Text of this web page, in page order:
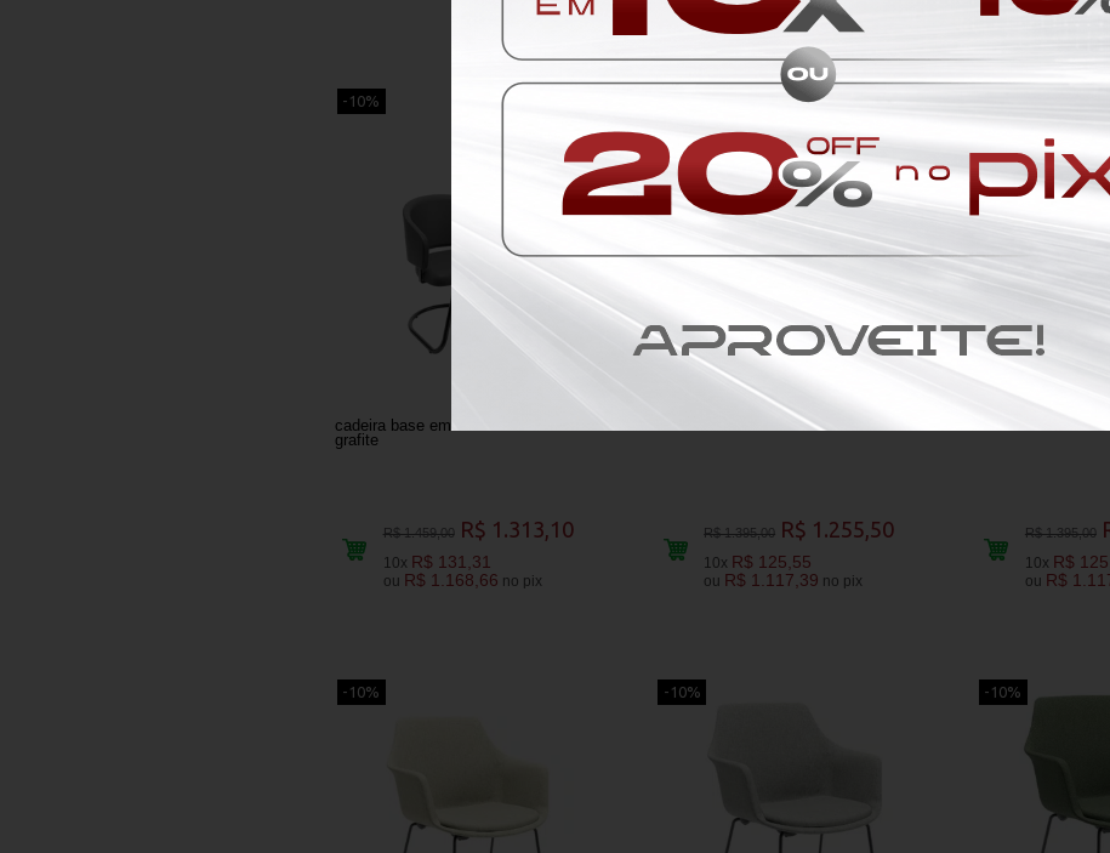
-10%
cadeira base em “s” couríssimo
grafite
R$ 1.459,00 R$ 1.313,10
10x R$ 131,31
ou R$ 1.168,66 no pix
Cadeira fixa em tecido fendi
R$ 1.395,00 R$ 1.255,50
10x R$ 125,55
ou R$ 1.117,39 no pix
R$ 1.395,00
10x R$
ou R$
-10% -10% -10%